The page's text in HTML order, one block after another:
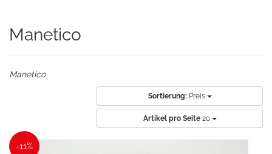
Manetico
Manetico
Sortierung: Preis
Artikel pro Seite 20
-11%